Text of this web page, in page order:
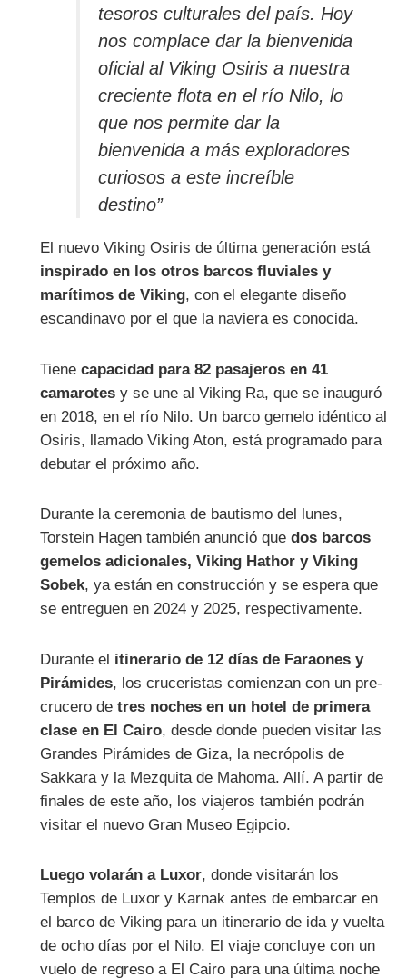
tesoros culturales del país. Hoy
nos complace dar la bienvenida
oficial al Viking Osiris a nuestra
creciente flota en el río Nilo, lo
que nos permite dar la
bienvenida a más exploradores
curiosos a este increíble
destino”
El nuevo Viking Osiris de última generación está
inspirado en los otros barcos fluviales y
marítimos de Viking, con el elegante diseño
escandinavo por el que la naviera es conocida.
Tienecapacidad para 82 pasajeros en 41
camarotes y se une al Viking Ra, que se inauguró
en 2018, en el río Nilo. Un barco gemelo idéntico al
Osiris, llamado Viking Aton, está programado para
debutar el próximo año.
Durante la ceremonia de bautismo del lunes,
Torstein Hagen también anunció que dos barcos
gemelos adicionales, Viking Hathor y Viking
Sobek, ya están en construcción y se espera que
se entreguen en 2024 y 2025, respectivamente.
Durante el itinerario de 12 días de Faraones y
Pirámides, los cruceristas comienzan con un pre-
crucero de tres noches en un hotel de primera
clase en El Cairo, desde donde pueden visitar las
Grandes Pirámides de Giza, la necrópolis de
Sakkara y la Mezquita de Mahoma. Allí. A partir de
finales de este año, los viajeros también podrán
visitar el nuevo Gran Museo Egipcio.
Luego volarán a Luxor, donde visitarán los
Templos de Luxor y Karnak antes de embarcar en
el barco de Viking para un itinerario de ida y vuelta
de ocho días por el Nilo. El viaje concluye con un
vuelo de regreso a El Cairo para una última noche